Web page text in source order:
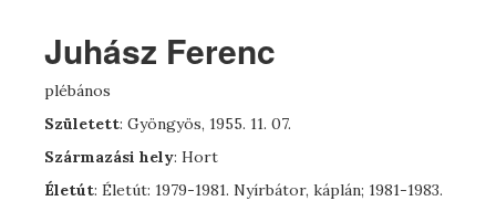
Juhász Ferenc
plébános
Született: Gyöngyös, 1955. 11. 07.
Származási hely: Hort
Életút: Életút: 1979-1981. Nyírbátor, káplán; 1981-1983.